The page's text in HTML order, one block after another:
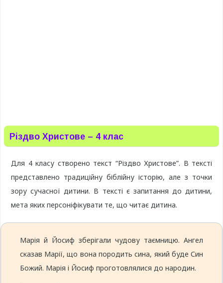
Різдво Христове – 4 клас
Для 4 класу створено текст “Різдво Христове”. В тексті
представлено традиційну біблійну історію, але з точки
зору сучасної дитини. В тексті є запитання до дитини,
мета яких персоніфікувати те, що читає дитина.
Марія й Йосиф зберігали чудову таємницю. Ангел
сказав Марії, що вона породить сина, який буде Син
Божий. Марія і Йосиф проготовлялися до народин.